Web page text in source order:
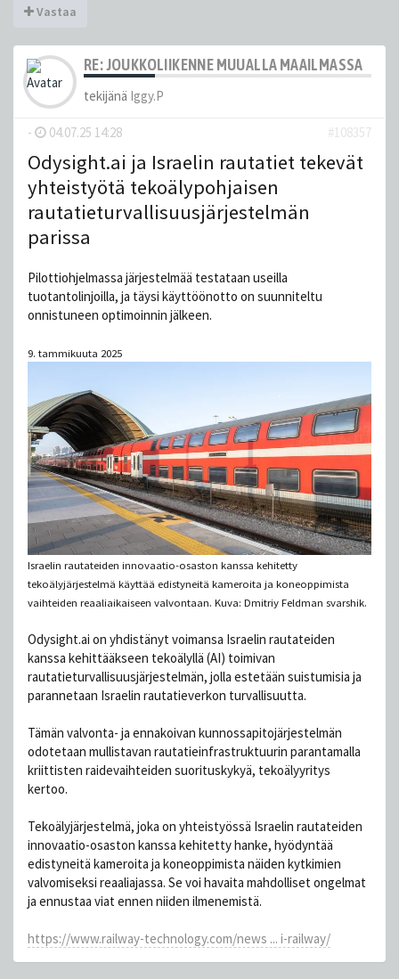
Vastaa
RE: JOUKKOLIIKENNE MUUALLA MAAILMASSA
tekijänä Iggy.P
- 04.07.25 14:28 #108357
Odysight.ai ja Israelin rautatiet tekevät
yhteistyötä tekoälypohjaisen
rautatieturvallisuusjärjestelmän
parissa
Pilottiohjelmassa järjestelmää testataan useilla
tuotantolinjoilla, ja täysi käyttöönotto on suunniteltu
onnistuneen optimoinnin jälkeen.
9. tammikuuta 2025
Israelin rautateiden innovaatio-osaston kanssa kehitetty
tekoälyjärjestelmä käyttää edistyneitä kameroita ja koneoppimista
vaihteiden reaaliaikaiseen valvontaan. Kuva: Dmitriy Feldman svarshik.
Odysight.ai on yhdistänyt voimansa Israelin rautateiden
kanssa kehittääkseen tekoälyllä (AI) toimivan
rautatieturvallisuusjärjestelmän, jolla estetään suistumisia ja
parannetaan Israelin rautatieverkon turvallisuutta.
Tämän valvonta- ja ennakoivan kunnossapitojärjestelmän
odotetaan mullistavan rautatieinfrastruktuurin parantamalla
kriittisten raidevaihteiden suorituskykyä, tekoälyyritys
kertoo.
Tekoälyjärjestelmä, joka on yhteistyössä Israelin rautateiden
innovaatio-osaston kanssa kehitetty hanke, hyödyntää
edistyneitä kameroita ja koneoppimista näiden kytkimien
valvomiseksi reaaliajassa. Se voi havaita mahdolliset ongelmat
ja ennustaa viat ennen niiden ilmenemistä.
https://www.railway-technology.com/news ... i-railway/